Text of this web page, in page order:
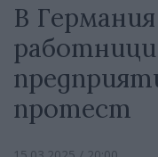
В
протест